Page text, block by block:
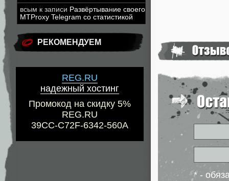
всым к записи Развёртывание своего
MTProxy Telegram со статистикой
РЕКОМЕНДУЕМ
REG.RU
надежный хостинг
Промокод на скидку 5%
REG.RU
39CC-C72F-6342-560A
* -